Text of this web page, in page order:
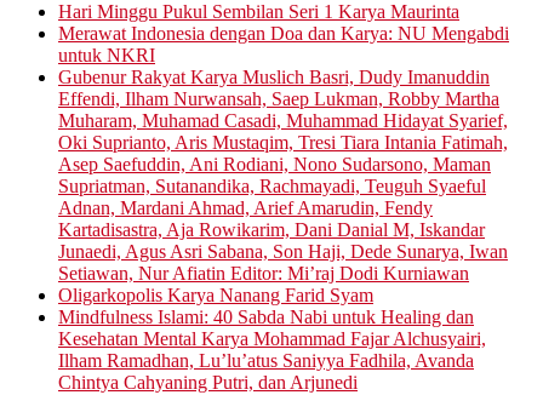
Hari Minggu Pukul Sembilan Seri 1 Karya Maurinta
Merawat Indonesia dengan Doa dan Karya: NU Mengabdi
untuk NKRI
Gubenur Rakyat Karya Muslich Basri, Dudy Imanuddin
Effendi, Ilham Nurwansah, Saep Lukman, Robby Martha
Muharam, Muhamad Casadi, Muhammad Hidayat Syarief,
Oki Suprianto, Aris Mustaqim, Tresi Tiara Intania Fatimah,
Asep Saefuddin, Ani Rodiani, Nono Sudarsono, Maman
Supriatman, Sutanandika, Rachmayadi, Teuguh Syaeful
Adnan, Mardani Ahmad, Arief Amarudin, Fendy
Kartadisastra, Aja Rowikarim, Dani Danial M, Iskandar
Junaedi, Agus Asri Sabana, Son Haji, Dede Sunarya, Iwan
Setiawan, Nur Afiatin Editor: Mi’raj Dodi Kurniawan
Oligarkopolis Karya Nanang Farid Syam
Mindfulness Islami: 40 Sabda Nabi untuk Healing dan
Kesehatan Mental Karya Mohammad Fajar Alchusyairi,
Ilham Ramadhan, Lu’lu’atus Saniyya Fadhila, Avanda
Chintya Cahyaning Putri, dan Arjunedi